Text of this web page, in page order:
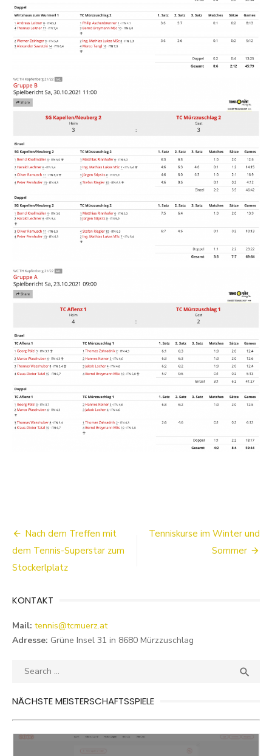
Beitragsnavigation
Nach dem Treffen mit
dem Tennis-Superstar zum
Stockerlplatz
Tenniskurse im Winter und
Sommer
KONTAKT
Mail: tennis@tcmuerz.at
Adresse: Grüne Insel 31 in 8680 Mürzzuschlag
Search

NÄCHSTE MEISTERSCHAFTSSPIELE